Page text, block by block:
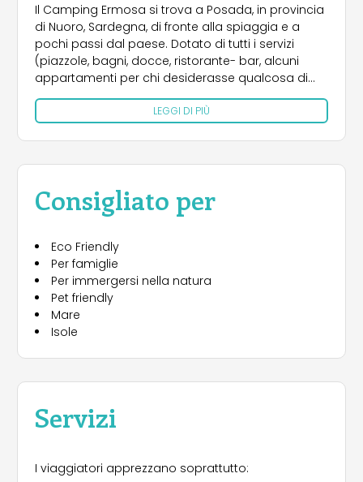
Il Camping Ermosa si trova a Posada, in provincia
di Nuoro, Sardegna, di fronte alla spiaggia e a
pochi passi dal paese. Dotato di tutti i servizi
(piazzole, bagni, docce, ristorante- bar, alcuni
appartamenti per chi desiderasse qualcosa di
piů confortevole della tenda). Le piazzole per
tende sono realizzate a norma CEE, mentre i
servizi prevedono acqua calda corrente e servizi
igienici in buon numero, in grado di accogliere i
campeggiatori servendoli al meglio.
LEGGI DI PIÙ
Consigliato per
Eco Friendly
Per famiglie
Per immergersi nella natura
Pet friendly
Mare
Isole
Servizi
I viaggiatori apprezzano soprattutto: